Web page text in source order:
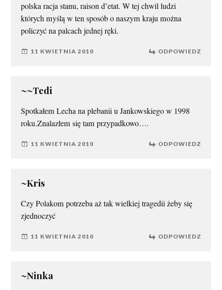
polska racja stanu, raison d’etat. W tej chwil ludzi
których myślą w ten sposób o naszym kraju można
policzyć na palcach jednej ręki.
11 KWIETNIA 2010 ODPOWIEDZ
~~Tedi
Spotkałem Lecha na plebanii u Jankowskiego w 1998
roku.Znalazłem się tam przypadkowo….
11 KWIETNIA 2010 ODPOWIEDZ
~Kris
Czy Polakom potrzeba aż tak wielkiej tragedii żeby się
zjednoczyć
11 KWIETNIA 2010 ODPOWIEDZ
~Ninka